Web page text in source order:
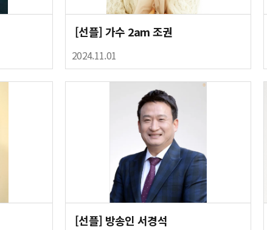
[선플] 가수 2am 조권
2024.11.01
[선플] 방송인 서경석